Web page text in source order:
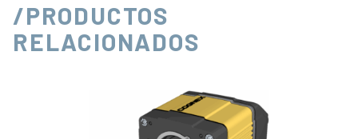
/PRODUCTOS
RELACIONADOS